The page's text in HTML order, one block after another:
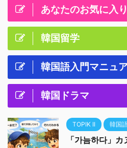
あなたのお気に入り
韓国留学
韓国語入門マニュ
韓国ドラマ
TOPIK II 韓国
「가늠하다」